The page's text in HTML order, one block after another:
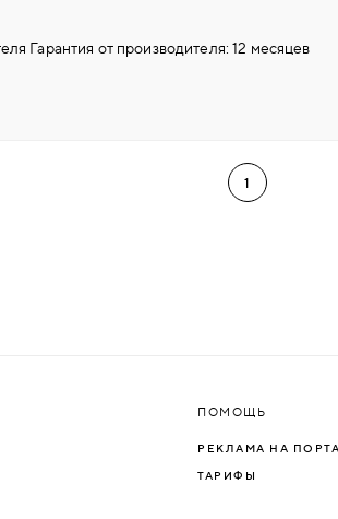
Гарантия от производителя: 12 месяцев
1
ПОМОЩЬ
РЕКЛАМА НА
ТАРИФЫ